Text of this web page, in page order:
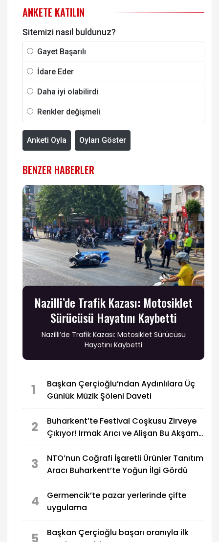
ANKETE KATILIN
Sitemizi nasıl buldunuz?
Gayet Başarılı
İdare Eder
Daha iyi olabilirdi
Renkler değişmeli
Anketi Oyla Oyları Göster
BENZER HABERLER
Nazilli’de Trafik Kazası: Motosiklet
Sürücüsü Hayatını Kaybetti
Nazilli’de Trafik Kazası: Motosiklet Sürücüsü
Hayatını Kaybetti
1
Başkan Çerçioğlu’ndan Aydınlılara Üç
Günlük Müzik Şöleni Daveti
2
Buharkent’te Festival Coşkusu Zirveye
Çıkıyor! Irmak Arıcı ve Alişan Bu Akşam
3
NTO’nun Coğrafi İşaretli Ürünler Tanıtım
Aracı Buharkent’te Yoğun İlgi Gördü
4
Germencik’te pazar yerlerinde çifte
uygulama
5
Başkan Çerçioğlu başarı oranıyla ilk